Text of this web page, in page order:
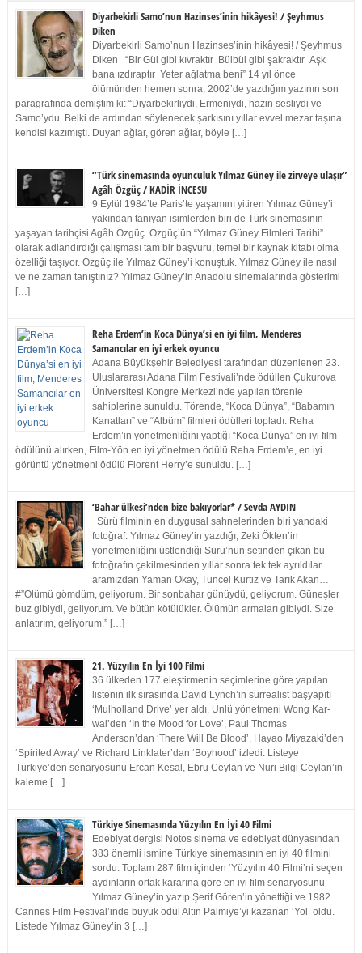
Diyarbekirli Samo’nun Hazinses’inin hikâyesi! / Şeyhmus
Diken
Diyarbekirli Samo’nun Hazinses’inin hikâyesi! / Şeyhmus
Diken “Bir Gül gibi kıvraktır Bülbül gibi şakraktır Aşk
bana ızdıraptır Yeter ağlatma beni” 14 yıl önce
ölümünden hemen sonra, 2002’de yazdığım yazının son
paragrafında demiştim ki: “Diyarbekirliydi, Ermeniydi, hazin sesliydi ve
Samo’ydu. Belki de ardından söylenecek şarkısını yıllar evvel mezar taşına
kendisi kazımıştı. Duyan ağlar, gören ağlar, böyle […]
“Türk sinemasında oyunculuk Yılmaz Güney ile zirveye ulaşır”
Agâh Özgüç / KADİR İNCESU
9 Eylül 1984’te Paris’te yaşamını yitiren Yılmaz Güney’i
yakından tanıyan isimlerden biri de Türk sinemasının
yaşayan tarihçisi Agâh Özgüç. Özgüç’ün “Yılmaz Güney Filmleri Tarihi”
olarak adlandırdığı çalışması tam bir başvuru, temel bir kaynak kitabı olma
özelliği taşıyor. Özgüç ile Yılmaz Güney’i konuştuk. Yılmaz Güney ile nasıl
ve ne zaman tanıştınız? Yılmaz Güney’in Anadolu sinemalarında gösterimi
[…]
Reha Erdem’in Koca Dünya’si en iyi film, Menderes
Samancılar en iyi erkek oyuncu
Adana Büyükşehir Belediyesi tarafından düzenlenen 23.
Uluslararası Adana Film Festivali’nde ödüllen Çukurova
Üniversitesi Kongre Merkezi’nde yapılan törenle
sahiplerine sunuldu. Törende, “Koca Dünya”, “Babamın
Kanatları” ve “Albüm” filmleri ödülleri topladı. Reha
Erdem’in yönetmenliğini yaptığı “Koca Dünya” en iyi film
ödülünü alırken, Film-Yön en iyi yönetmen ödülü Reha Erdem’e, en iyi
görüntü yönetmeni ödülü Florent Herry’e sunuldu. […]
‘Bahar ülkesi’nden bize bakıyorlar* / Sevda AYDIN
Sürü filminin en duygusal sahnelerinden biri yandaki
fotoğraf. Yılmaz Güney’in yazdığı, Zeki Ökten’in
yönetmenliğini üstlendiği Sürü’nün setinden çıkan bu
fotoğrafın çekilmesinden yıllar sonra tek tek ayrıldılar
aramızdan Yaman Okay, Tuncel Kurtiz ve Tarık Akan…
#”Ölümü gömdüm, geliyorum. Bir sonbahar günüydü, geliyorum. Güneşler
buz gibiydi, geliyorum. Ve bütün kötülükler. Ölümün armaları gibiydi. Size
anlatırım, geliyorum.” […]
21. Yüzyılın En İyi 100 Filmi
36 ülkeden 177 eleştirmenin seçimlerine göre yapılan
listenin ilk sırasında David Lynch’in sürrealist başyapıtı
‘Mulholland Drive’ yer aldı. Ünlü yönetmeni Wong Kar-
wai’den ‘In the Mood for Love’, Paul Thomas
Anderson’dan ‘There Will Be Blood’, Hayao Miyazaki’den
‘Spirited Away’ ve Richard Linklater’dan ‘Boyhood’ izledi. Listeye
Türkiye’den senaryosunu Ercan Kesal, Ebru Ceylan ve Nuri Bilgi Ceylan’ın
kaleme […]
Türkiye Sinemasında Yüzyılın En İyi 40 Filmi
Edebiyat dergisi Notos sinema ve edebiyat dünyasından
383 önemli ismine Türkiye sinemasının en iyi 40 filmini
sordu. Toplam 287 film içinden ‘Yüzyılın 40 Filmi’ni seçen
aydınların ortak kararına göre en iyi film senaryosunu
Yılmaz Güney’in yazıp Şerif Gören’in yönettiği ve 1982
Cannes Film Festival’inde büyük ödül Altın Palmiye’yi kazanan ‘Yol’ oldu.
Listede Yılmaz Güney’in 3 […]